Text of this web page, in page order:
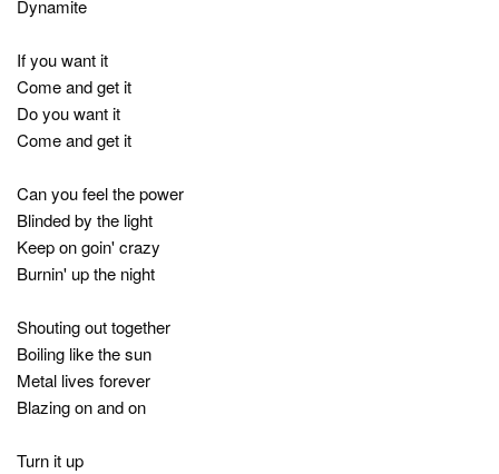
Dynamite
If you want it
Come and get it
Do you want it
Come and get it
Can you feel the power
Blinded by the light
Keep on goin' crazy
Burnin' up the night
Shouting out together
Boiling like the sun
Metal lives forever
Blazing on and on
Turn it up